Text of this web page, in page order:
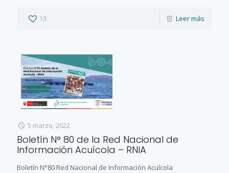
13 Leer más
5 marzo, 2022
Boletín N° 80 de la Red Nacional de
Información Acuícola – RNIA
Boletín N°80 Red Nacional de Información Acuícola